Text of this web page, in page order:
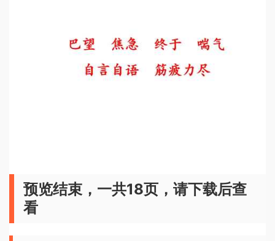
预览结束，一共18页，请下载后查
看